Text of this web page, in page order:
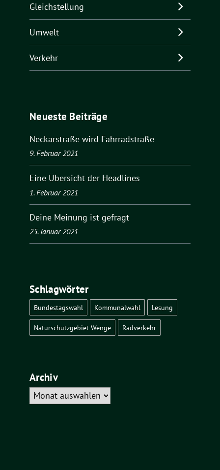
Gleichstellung
Umwelt
Verkehr
Neueste Beiträge
Neckarstraße wird Fahrradstraße
9. Februar 2021
Eine Übersicht der Headlines
1. Februar 2021
Deine Meinung ist gefragt
25. Januar 2021
Schlagwörter
Bundestagswahl Kommunalwahl Lesung
Naturschutzgebiet Wenge Radverkehr
Archiv
Archiv